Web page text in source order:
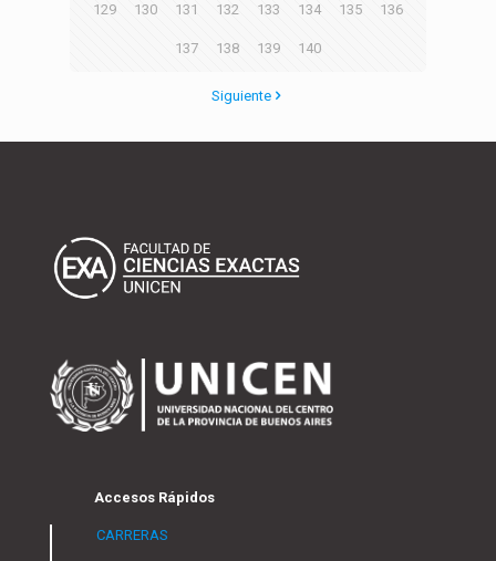
129 130 131 132 133 134 135 136
137 138 139 140
Siguiente
Accesos Rápidos
CARRERAS